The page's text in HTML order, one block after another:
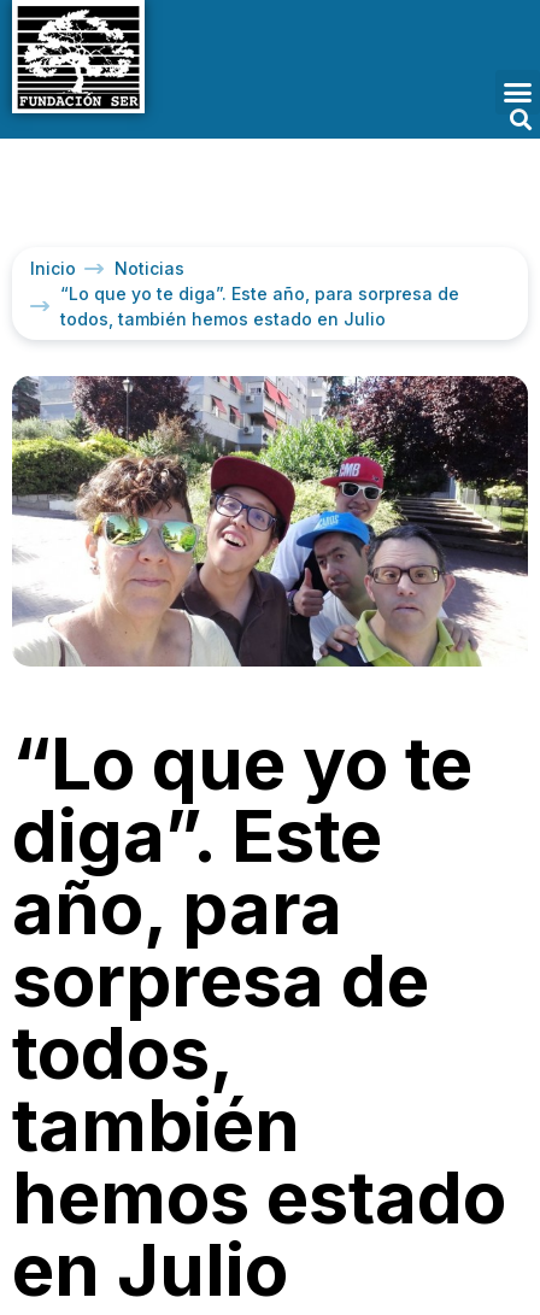
Inicio
Noticias
“Lo que yo te diga”. Este año, para sorpresa de
todos, también hemos estado en Julio
“Lo que yo te
diga”. Este
año, para
sorpresa de
todos,
también
hemos estado
en Julio